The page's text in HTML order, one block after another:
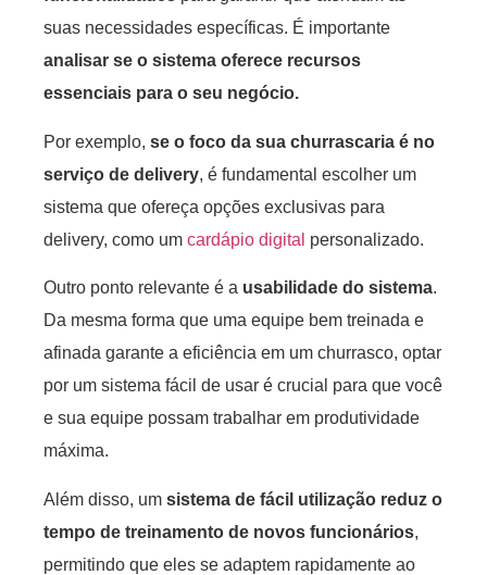
suas necessidades específicas. É importante
analisar se o sistema oferece recursos
essenciais para o seu negócio.
Por exemplo, se o foco da sua churrascaria é no
serviço de delivery, é fundamental escolher um
sistema que ofereça opções exclusivas para
delivery, como um cardápio digital personalizado.
Outro ponto relevante é a usabilidade do sistema.
Da mesma forma que uma equipe bem treinada e
afinada garante a eficiência em um churrasco, optar
por um sistema fácil de usar é crucial para que você
e sua equipe possam trabalhar em produtividade
máxima.
Além disso, um sistema de fácil utilização reduz o
tempo de treinamento de novos funcionários,
permitindo que eles se adaptem rapidamente ao